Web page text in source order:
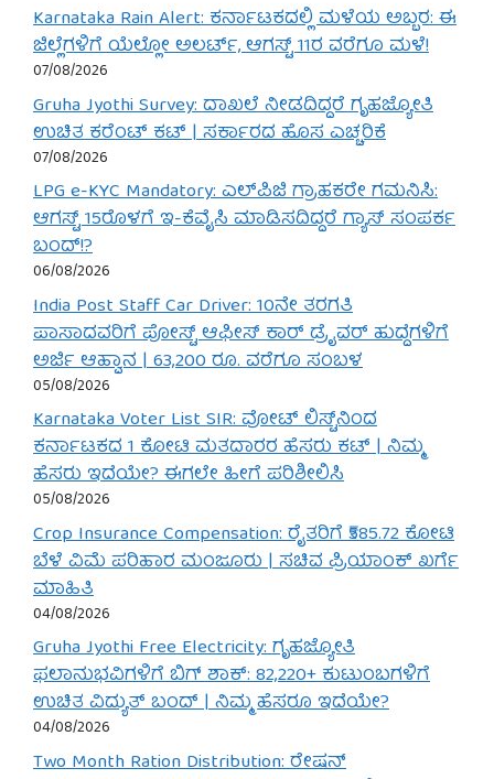
Karnataka Rain Alert: ಕರ್ನಾಟಕದಲ್ಲಿ ಮಳೆಯ ಅಬ್ಬರ: ಈ
ಜಿಲ್ಲೆಗಳಿಗೆ ಯೆಲ್ಲೋ ಅಲರ್ಟ್, ಆಗಸ್ಟ್ 11ರ ವರೆಗೂ ಮಳೆ!
07/08/2026
Gruha Jyothi Survey: ದಾಖಲೆ ನೀಡದಿದ್ದರೆ ಗೃಹಜ್ಯೋತಿ
ಉಚಿತ ಕರೆಂಟ್ ಕಟ್ | ಸರ್ಕಾರದ ಹೊಸ ಎಚ್ಚರಿಕೆ
07/08/2026
LPG e-KYC Mandatory: ಎಲ್‌ಪಿಜಿ ಗ್ರಾಹಕರೇ ಗಮನಿಸಿ:
ಆಗಸ್ಟ್ 15ರೊಳಗೆ ಇ-ಕೆವೈಸಿ ಮಾಡಿಸದಿದ್ದರೆ ಗ್ಯಾಸ್ ಸಂಪರ್ಕ
ಬಂದ್!?
06/08/2026
India Post Staff Car Driver: 10ನೇ ತರಗತಿ
ಪಾಸಾದವರಿಗೆ ಪೋಸ್ಟ್ ಆಫೀಸ್ ಕಾರ್ ಡ್ರೈವರ್ ಹುದ್ದೆಗಳಿಗೆ
ಅರ್ಜಿ ಆಹ್ವಾನ | 63,200 ರೂ. ವರೆಗೂ ಸಂಬಳ
05/08/2026
Karnataka Voter List SIR: ವೋಟ್ ಲಿಸ್ಟ್‌ನಿಂದ
ಕರ್ನಾಟಕದ 1 ಕೋಟಿ ಮತದಾರರ ಹೆಸರು ಕಟ್ | ನಿಮ್ಮ
ಹೆಸರು ಇದೆಯೇ? ಈಗಲೇ ಹೀಗೆ ಪರಿಶೀಲಿಸಿ
05/08/2026
Crop Insurance Compensation: ರೈತರಿಗೆ ₹585.72 ಕೋಟಿ
ಬೆಳೆ ವಿಮೆ ಪರಿಹಾರ ಮಂಜೂರು | ಸಚಿವ ಪ್ರಿಯಾಂಕ್ ಖರ್ಗೆ
ಮಾಹಿತಿ
04/08/2026
Gruha Jyothi Free Electricity: ಗೃಹಜ್ಯೋತಿ
ಫಲಾನುಭವಿಗಳಿಗೆ ಬಿಗ್ ಶಾಕ್: 82,220+ ಕುಟುಂಬಗಳಿಗೆ
ಉಚಿತ ವಿದ್ಯುತ್ ಬಂದ್ | ನಿಮ್ಮ ಹೆಸರೂ ಇದೆಯೇ?
04/08/2026
Two Month Ration Distribution: ರೇಷನ್